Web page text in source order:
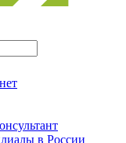
в России